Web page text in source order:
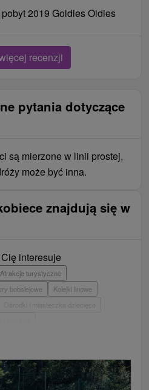
2019 Goldies Oldies
recenzji
pytania dotyczące
są mierzone w linii prostej,
może być inna.
znajdują się w
interesuje
Atrakcje turystyczne
bobslejowe
Kolejki linowe
i zamkowe
Tarcze